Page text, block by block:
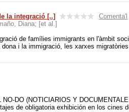
la integració [..] Comenta'l
Diana; [et al.]
de famílies immigrants en l'àmbit
i la immigració, les xarxes
DO (NOTICIARIOS Y
de obligatoria exhibición en los cines